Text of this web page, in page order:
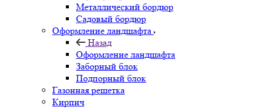
Металлический бордюр
Садовый бордюр
Оформление ландшафта
Назад
Оформление ландшафта
Заборный блок
Подпорный блок
Газонная решетка
Кирпич